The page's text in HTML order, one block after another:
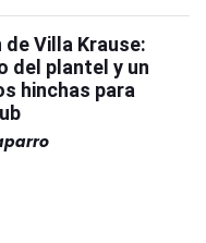
de Villa Krause:
del plantel y un
hinchas para